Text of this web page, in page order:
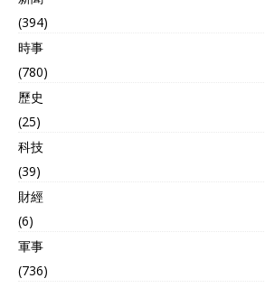
预期效果，反而让美国自己
种植户的产品积压仓库，汽
车厂商因为零部件成本上涨
而销量下滑，这种“斗则俱
损”的局面，特朗普第二任期
显然不希望继续了。 特朗普
政府对华贸易政策的转变，
还考虑到国内政治需要，
2026年中期选举临近，特朗
普需要一些能够展示的“胜利
果实”来安抚选民情绪。 农
关系到美国中西部农业州的
利益，这些州是共和党的传
(394)
時事
(780)
歷史
(25)
科技
(39)
財經
(6)
軍事
(736)